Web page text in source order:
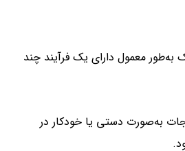
به‌طور معمول دارای یک فرآیند چند
به‌صورت دستی یا خودکار در